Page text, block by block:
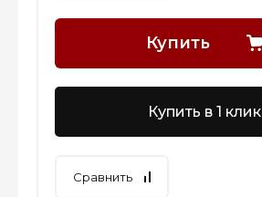
Купить
Купить в 1 клик
Сравнить